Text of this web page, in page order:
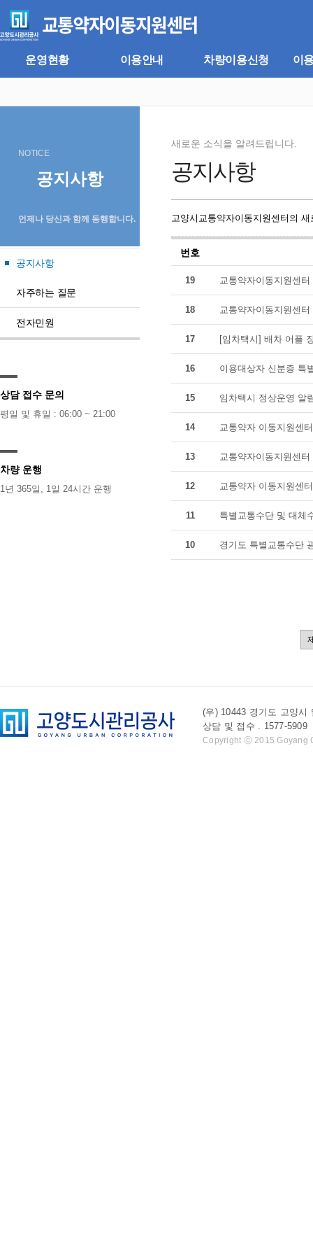
뉴
바
기
바
로
운영현황 이용안내 차량이용신청 이
공지사항
NOTICE
언제나 당신과 함께 동행합니다.
공지사항
자주하는 질문
전자민원
상담 접수 문의
평일 및 휴일 : 06:00 ~ 21:00
차량 운행
1년 365일, 1일 24시간 운행
공지사항
새로운 소식을 알려드립니다.
고양시교통약자이동지원센터의
번호
19 교통약자이동지원센
18 교통약자이동지원센
17 [임차택시] 배차 어플
16 이용대상자 신분증 특
15 임차택시 정상운영 알
14 교통약자 이동지원센
13 교통약자이동지원센
12 교통약자 이동지원센
11 특별교통수단 및 대체
10 경기도 특별교통수단
(우) 10443 경기도 고양시
상담 및 접수 . 1577-
Copyright ⓒ 2015 Goyang